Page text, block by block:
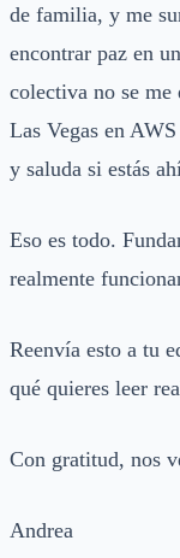
de familia, y me
encontrar paz en
colectiva no se me
Las Vegas en
y saluda si estás
Eso es todo.
realmente
Reenvía esto a tu
qué quieres leer
Con gratitud, nos
Andrea